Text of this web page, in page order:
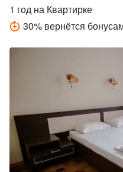
1 год на Квартирке
30% вернётся